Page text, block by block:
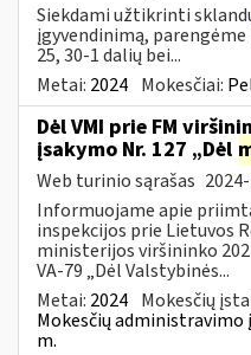
Siekdami užtikrinti
įgyvendinimą,
25, 30-1 dalių bei...
Metai: 2024 Mokesčiai:
Dėl VMI prie FM
įsakymo Nr. 127 „Dėl
Web turinio sąrašas
Informuojame apie
inspekcijos prie Lietuvos
ministerijos viršininko
VA-79 „Dėl Valstybinės...
Metai: 2024 Mokesčių
Mokesčių
m.